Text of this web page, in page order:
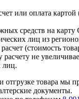
или оплата
средств на карту
лиц из
(стоимость
расчету не
лиц.
отгрузке товара мы
документы.